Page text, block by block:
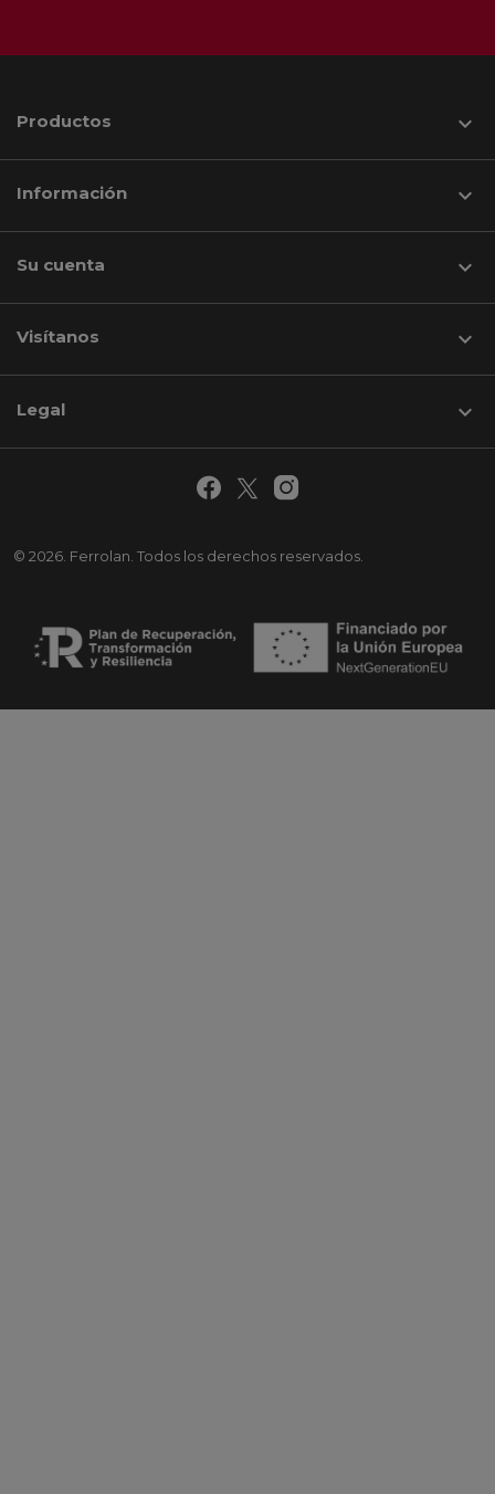
Productos 
Información 
Su cuenta 
Visítanos keyboard_arrow_down
© 2026. Ferrolan. Todos los derechos reservados.
Legal 